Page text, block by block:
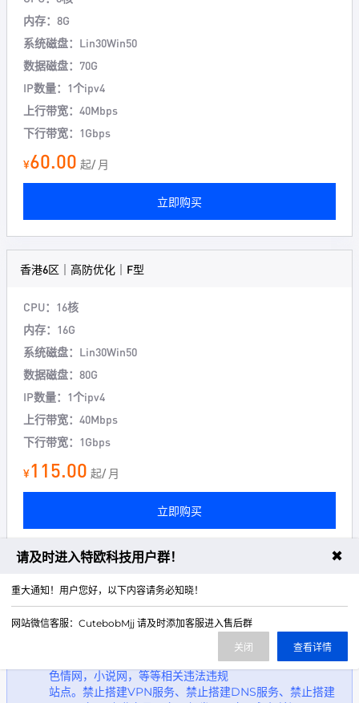
内存：8G
系统磁盘：Lin30Win50
数据磁盘：70G
IP数量：1个ipv4
上行带宽：40Mbps
下行带宽：1Gbps
¥60.00 起/ 月
立即购买
香港6区｜高防优化｜F型
CPU：16核
内存：16G
系统磁盘：Lin30Win50
数据磁盘：80G
IP数量：1个ipv4
上行带宽：40Mbps
下行带宽：1Gbps
¥115.00 起/ 月
立即购买
机房禁止用于以下业务及服务：无支付牌照的第三方及第
四方支付，易支付，发卡，卡盟，影视，代刷，代挂，刷
信誉，买号，卖号，商城，钓鱼网
站，虚拟充值，外挂辅助相关网，CC网页端，DDOS网
页端，短信轰炸，赌博网站，云免网，诈骗网，赌博网，
色情网，小说网，等等相关违法违规
站点。禁止搭建VPN服务、禁止搭建DNS服务、禁止搭建
请及时进入特欧科技用户群！ ✖
重大通知！用户您好，以下内容请务必知晓！
网站微信客服：CutebobMjj 请及时添加客服进入售后群
查看详情
关闭